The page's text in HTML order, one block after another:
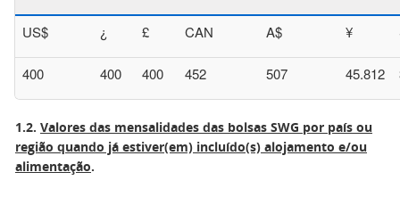
US$ ¿ £ CAN A$ ¥
400 400 400 452 507 45.812
1.2. Valores das mensalidades das bolsas SWG por país ou
região quando já estiver(em) incluído(s) alojamento e/ou
alimentação.